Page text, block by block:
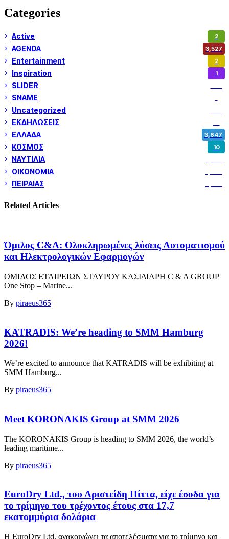
Categories
Active 2
AGENDA 3,527
Entertainment 2
Inspiration 1
SLIDER
SNAME
Uncategorized
ΕΚΔΗΛΩΣΕΙΣ
ΕΛΛΑΔΑ 3,647
ΚΟΣΜΟΣ 10
ΝΑΥΤΙΛΙΑ
ΟΙΚΟΝΟΜΙΑ
ΠΕΙΡΑΙΑΣ
Related Articles
Όμιλος C&A: Ολοκληρωμένες λύσεις Αυτοματισμού
και Ηλεκτρολογικών Εφαρμογών
ΟΜΙΛΟΣ ΕΤΑΙΡΕΙΩΝ ΣΤΑΥΡΟΥ ΚΑΣΙΔΙΑΡΗ C & A GROUP
One Stop – Marine...
By piraeus365
KATRADIS: We’re heading to SMM Hamburg
2026!
We’re excited to announce that KATRADIS will be exhibiting at
SMM Hamburg...
By piraeus365
Meet KORONAKIS Group at SMM 2026
The KORONAKIS Group is heading to SMM 2026, the world’s
leading maritime...
By piraeus365
EuroDry Ltd., του Αριστείδη Πίττα, είχε έσοδα για
το τρίμηνο του τρέχοντος έτους στα 17,7
εκατομμύρια δολάρια
Η EuroDry Ltd. ανακοινώνει τα αποτελέσματα για το τρίμηνο και